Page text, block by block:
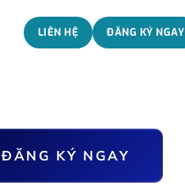
LIÊN HỆ ĐĂNG KÝ NGAY
ĐĂNG KÝ NGAY